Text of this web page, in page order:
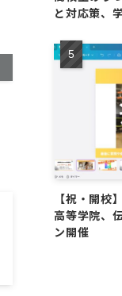
と対応策、
【祝・開校
高等学院、
ン開催